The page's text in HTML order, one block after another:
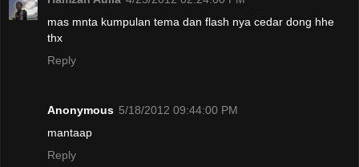
mas mnta kumpulan tema dan flash nya cedar dong hhe
thx
Reply
Anonymous 5/18/2012 09:44:00 PM
mantaap
Reply